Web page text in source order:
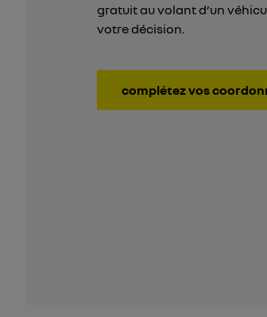
gratuit au volant d’un
votre décision.
complétez vos